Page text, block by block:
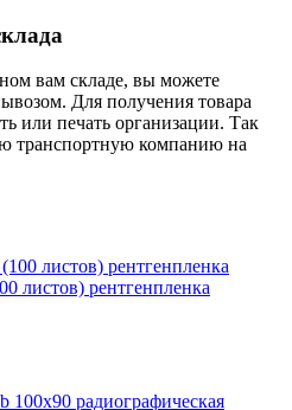
вам складе, вы можете
Для получения товара
или печать организации. Так
транспортную компанию на
рентгенпленка